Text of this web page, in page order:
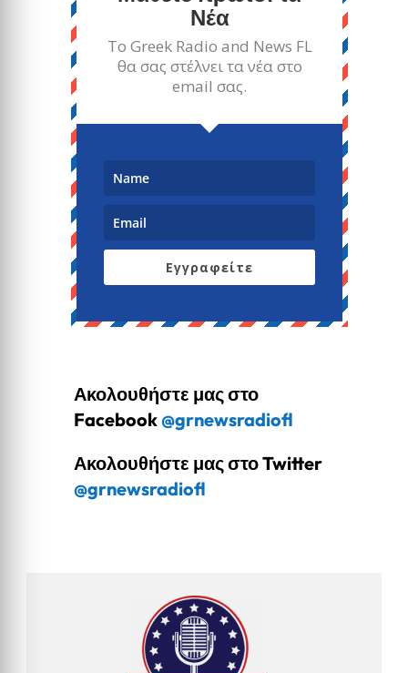
Νέα
Το Greek Radio and News FL
θα σας στέλνει τα νέα στο
email σας.
Εγγραφείτε
Ακολουθήστε μας στο
Facebook@grnewsradiofl
Ακολουθήστε μας στο Twitter
@grnewsradiofl